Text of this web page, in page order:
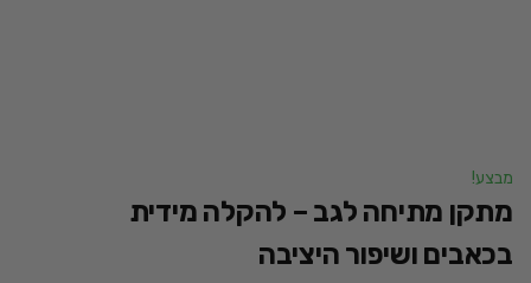
מבצע!
מתקן מתיחה לגב – להקלה מידית
בכאבים ושיפור היציבה